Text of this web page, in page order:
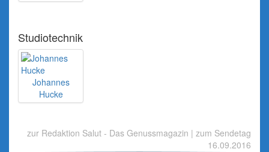
Studiotechnik
Johannes
Hucke
zur Redaktion Salut - Das Genussmagazin | zum Sendetag
16.09.2016